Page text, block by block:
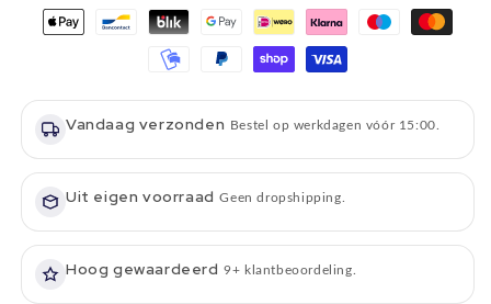
45x15
-
-
Scottish
45x15
-
Schots
-
Scottish
Vandaag verzonden Bestel op werkdagen vóór 15:00.
Uit eigen voorraad Geen dropshipping.
Hoog gewaardeerd 9+ klantbeoordeling.